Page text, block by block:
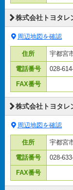
株式会社トヨタレ
周辺地図を確認
住所 宇都宮
電話番号 028-
FAX番号
株式会社トヨタレ
周辺地図を確認
住所 宇都宮
電話番号 028-
FAX番号